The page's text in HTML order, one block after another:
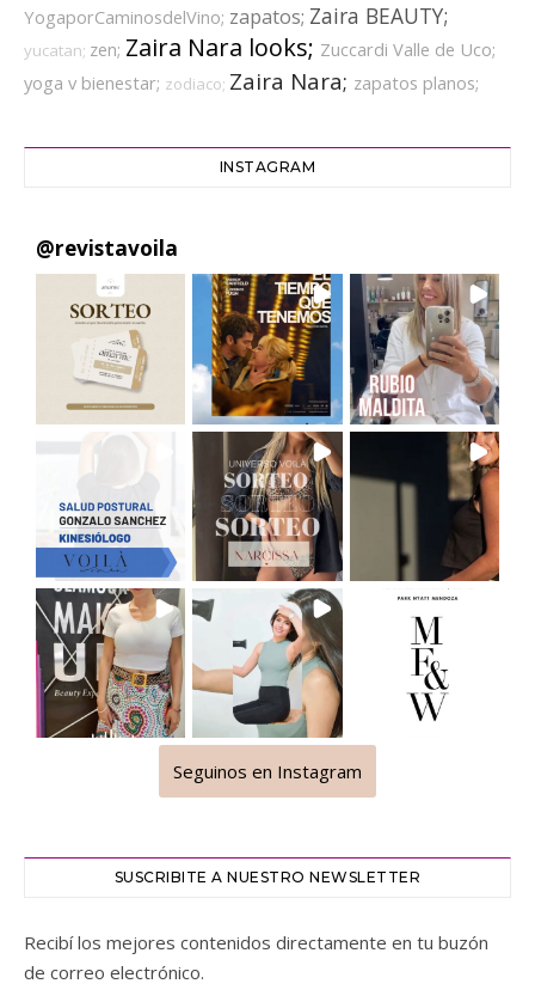
YogaporCaminosdelVino; zapatos; Zaira BEAUTY;
yucatan; zen; Zaira Nara looks; Zuccardi Valle de Uco;
yoga v bienestar; zodiaco; Zaira Nara; zapatos planos;
INSTAGRAM
@revistavoila
Seguinos en Instagram
SUSCRIBITE A NUESTRO NEWSLETTER
Recibí los mejores contenidos directamente en tu buzón
de correo electrónico.